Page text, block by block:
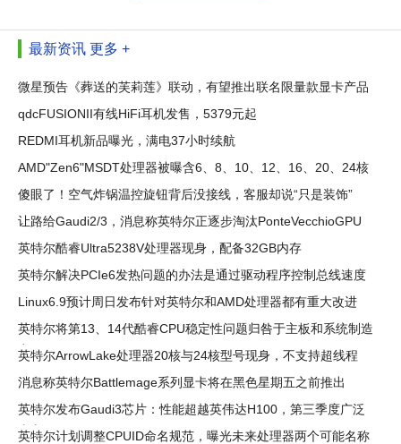
最新资讯 更多 +
微星预告《葬送的芙莉莲》联动，有望推出联名限量款显卡产品
qdcFUSIONII有线HiFi耳机发售，5379元起
REDMI耳机新品曝光，满电37小时续航
AMD"Zen6"MSDT处理器被曝含6、8、10、12、16、20、24核
款
傻眼了！空气炸锅温控旋钮背后没接线，客服却说“只是装饰”
让路给Gaudi2/3，消息称英特尔正逐步淘汰PonteVecchioGPU
英特尔酷睿Ultra5238V处理器现身，配备32GB内存
英特尔解决PCIe6发热问题的办法是通过驱动程序控制总线速度
Linux6.9预计周日发布针对英特尔和AMD处理器都有重大改进
英特尔将第13、14代酷睿CPU稳定性问题归咎于主板和系统制造
商
英特尔ArrowLake处理器20核与24核型号现身，不支持超线程
消息称英特尔Battlemage系列显卡将在黑色星期五之前推出
英特尔发布Gaudi3芯片：性能超越英伟达H100，第三季度广泛
上市
英特尔计划调整CPUID命名规范，曝光未来处理器两个可能名称